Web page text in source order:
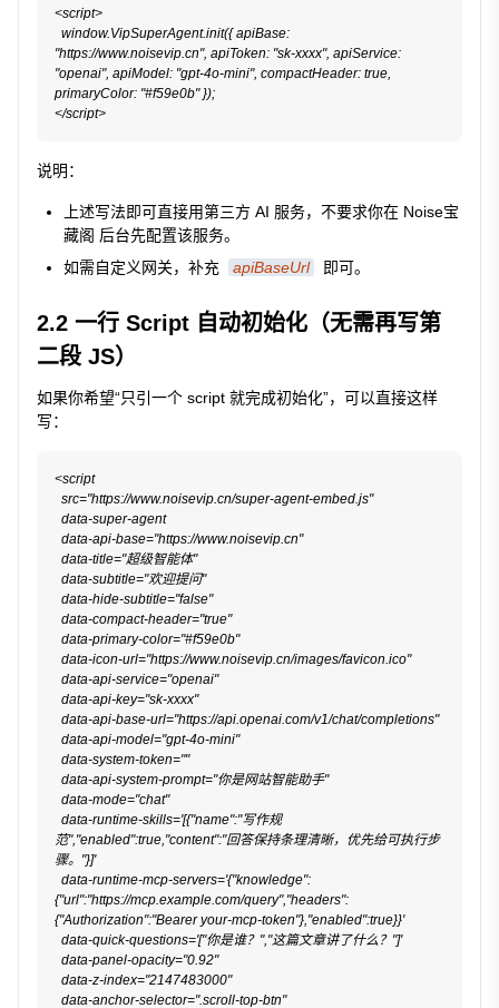
<script>
"https://www.noisevip.cn", apiToken: "sk-xxxx", apiService:
"openai", apiModel: "gpt-4o-mini", compactHeader: true,
primaryColor: "#f59e0b" });
</script>
说明：
上述写法即可直接用第三方 AI 服务，不要求你在 Noise宝
藏阁 后台先配置该服务。
如需自定义网关，补充
apiBaseUrl 即可。
2.2 一行 Script 自动初始化（无需再写第
二段 JS）
如果你希望“只引一个 script 就完成初始化”，可以直接这样
写：
<script
范","enabled":true,"content":"回答保持条理清晰，优先给可执行步
骤。"}]'
{"url":"https://mcp.example.com/query","headers":
{"Authorization":"Bearer your-mcp-token"},"enabled":true}}'